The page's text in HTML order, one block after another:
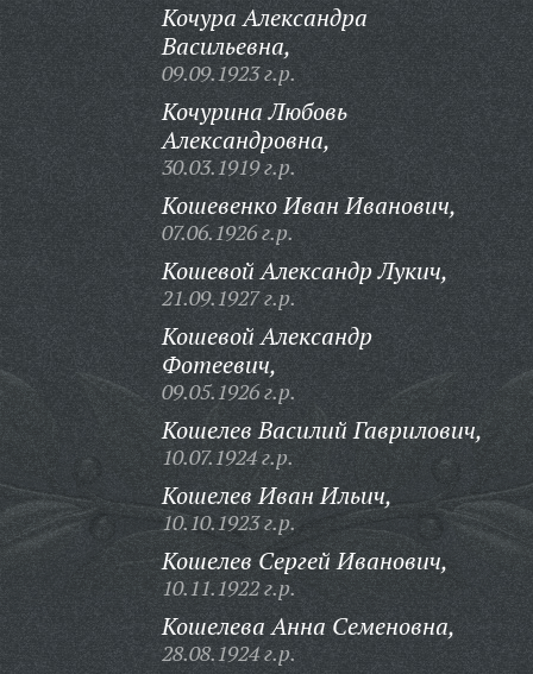
Кочура Александра
Васильевна,
09.09.1923 г.р.
Кочурина Любовь
Александровна,
30.03.1919 г.р.
Кошевенко Иван Иванович,
07.06.1926 г.р.
Кошевой Александр Лукич,
21.09.1927 г.р.
Кошевой Александр
Фотеевич,
09.05.1926 г.р.
Кошелев Василий Гаврилович,
10.07.1924 г.р.
Кошелев Иван Ильич,
10.10.1923 г.р.
Кошелев Сергей Иванович,
10.11.1922 г.р.
Кошелева Анна Семеновна,
28.08.1924 г.р.